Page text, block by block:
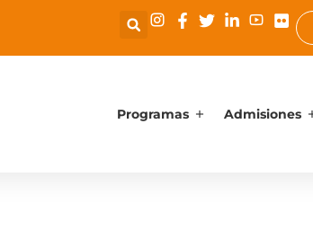
Programas Admisiones